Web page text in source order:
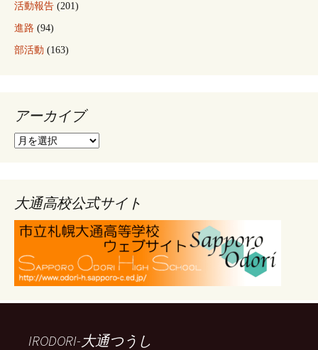
活動報告 (201)
進路 (94)
部活動 (163)
アーカイブ
ア
ブ
大通高校公式サイト
IRODORI-大通つうし